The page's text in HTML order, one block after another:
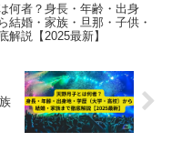
何者？身長・年齢・出身
結婚・家族・旦那・子供・
解説【2025最新】